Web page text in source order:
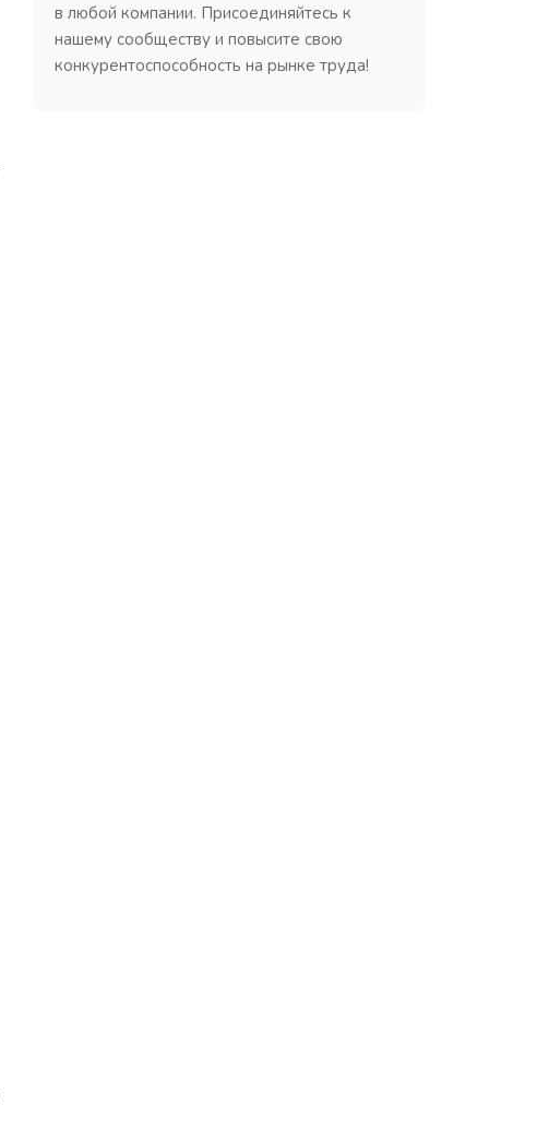
в любой компании. Присоединяйтесь к
нашему сообществу и повысите свою
конкурентоспособность на рынке труда!